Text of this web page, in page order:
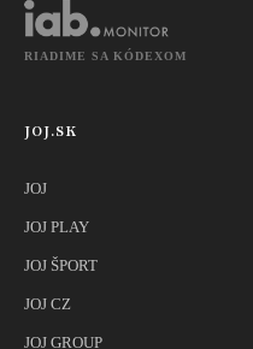
RIADIME SA KÓDEXOM
JOJ.SK
JOJ
JOJ PLAY
JOJ ŠPORT
JOJ CZ
JOJ GROUP